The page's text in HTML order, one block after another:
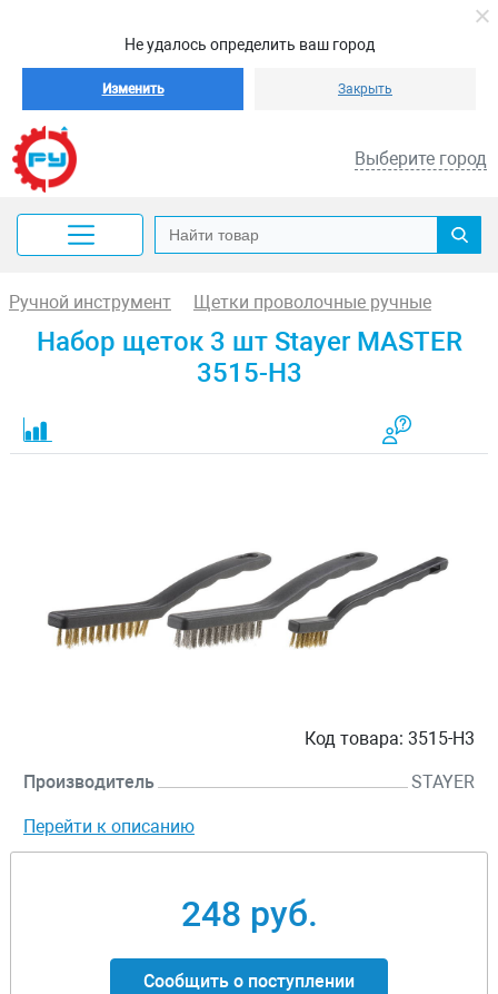
Не удалось определить ваш город
Изменить Закрыть
Выберите город
Ручной инструмент Щетки проволочные ручные
Набор щеток 3 шт Stayer MASTER
3515-H3
Код товара: 3515-H3
Производитель STAYER
Перейти к описанию
248 руб.
Сообщить о поступлении